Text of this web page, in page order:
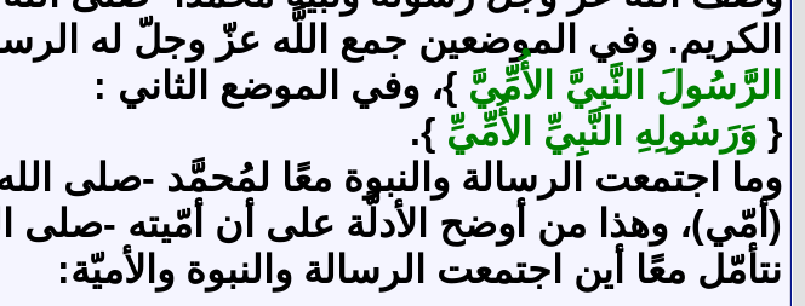
الكريم. وفي الموضعين جمع اللَّه عزّ وجلّ له
الرَّسُولَ النَّبِيَّ الأُمِّيَّ }، وفي الموضع الثاني :
{ وَرَسُولِهِ النَّبِيِّ الأُمِّيِّ }.
وما اجتمعت الرسالة والنبوة معًا لمُحمَّد -صلى
(أمّي)، وهذا من أوضح الأدلَّة على أن أمّيته -
نتأمّل معًا أين اجتمعت الرسالة والنبوة والأميّة: